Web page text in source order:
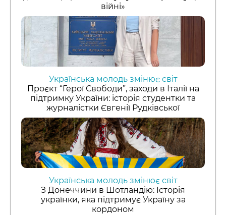
війні»
Українська молодь змінює світ
Проєкт “Герої Свободи”, заходи в Італії на
підтримку України: історія студентки та
журналістки Євгенії Рудківської
Українська молодь змінює світ
З Донеччини в Шотландію: Історія
українки, яка підтримує Україну за
кордоном